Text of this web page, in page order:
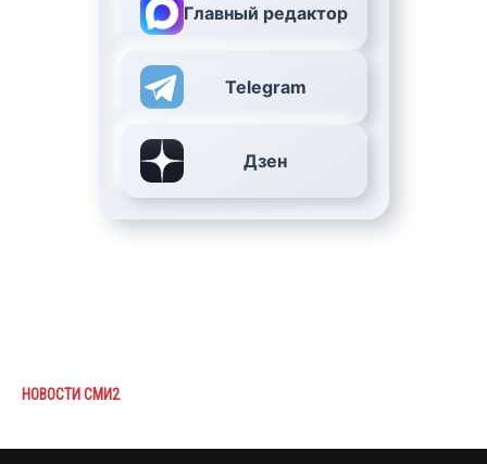
Главный редактор
Telegram
Дзен
НОВОСТИ СМИ2